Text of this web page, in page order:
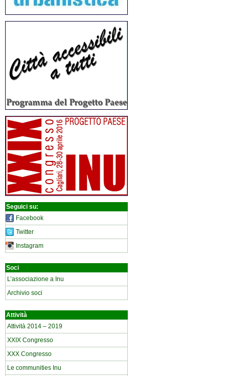
Seguici su:
Facebook
Twitter
Instagram
Soci
L’associazione a Inu
Archivio soci
Attività
Attività 2014 – 2019
XXIX Congresso
XXX Congresso
Le communities Inu